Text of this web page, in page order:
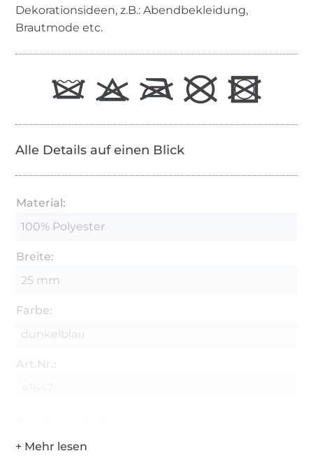
Dekorationsideen, z.B.: Abendbekleidung,
Brautmode etc.
Alle Details auf einen Blick
Material:
100% Polyester
Breite:
25 mm
Farbe:
dunkelblau
Art.Nr.: